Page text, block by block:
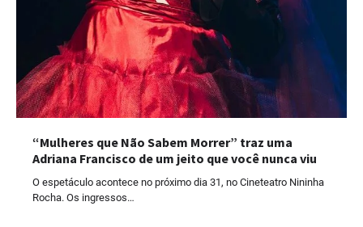
“Mulheres que Não Sabem Morrer” traz uma
Adriana Francisco de um jeito que você nunca viu
O espetáculo acontece no próximo dia 31, no Cineteatro Nininha
Rocha. Os ingressos…